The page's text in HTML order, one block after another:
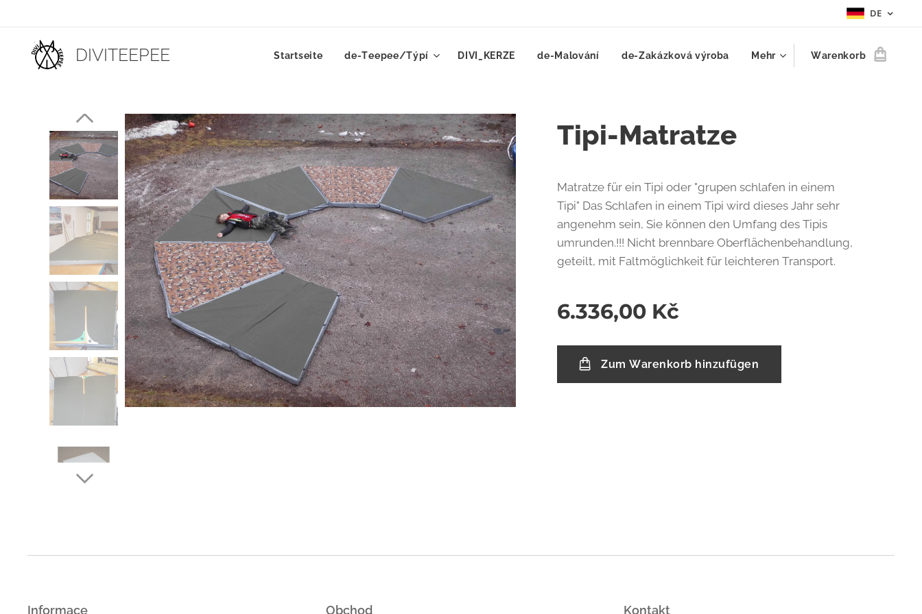
DE
DIVITEEPEE Startseite de-Teepee/Týpí DIVI_KERZE de-Malování de-Zakázková výroba Mehr Warenkorb
Tipi-Matratze
Matratze für ein Tipi oder "grupen schlafen in einem
Tipi" Das Schlafen in einem Tipi wird dieses Jahr sehr
angenehm sein, Sie können den Umfang des Tipis
umrunden.!!! Nicht brennbare Oberflächenbehandlung,
geteilt, mit Faltmöglichkeit für leichteren Transport.
6.336,00 Kč
Zum Warenkorb hinzufügen
Informace Obchod Kontakt